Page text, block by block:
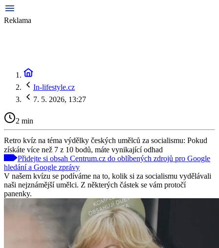
Reklama
In-lifestyle.cz
7. 5. 2026, 13:27
2 min
Retro kvíz na téma výdělky českých umělců za socialismu: Pokud
získáte více než 7 z 10 bodů, máte vynikající odhad
Přidejte si obsah Centrum.cz do oblíbených zdrojů pro Google
hledání a Google zprávy
V našem kvízu se podíváme na to, kolik si za socialismu vydělávali
naši nejznámější umělci. Z některých částek se vám protočí
panenky.